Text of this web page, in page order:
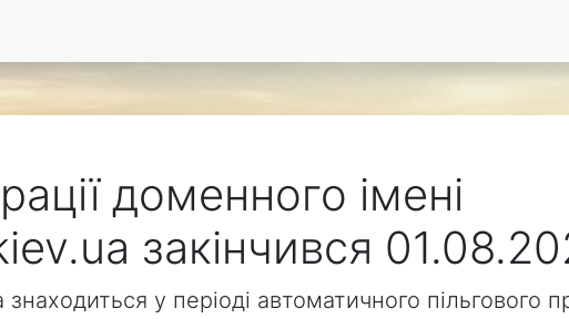
доменного імені
закінчився
у періоді автоматичного пільгового